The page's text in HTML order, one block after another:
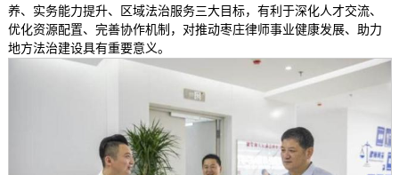
养、实务能力提升、区域法治服务三大目标，有利于深化人才交流、
优化资源配置、完善协作机制，对推动枣庄律师事业健康发展、助力
地方法治建设具有重要意义。